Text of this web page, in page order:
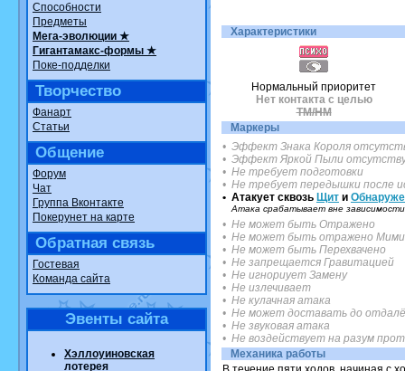
Способности
Предметы
Мега-эволюции ★
Гигантамакс-формы ★
Поке-подделки
Творчество
Фанарт
Статьи
Общение
Форум
Чат
Группа Вконтакте
Покерунет на карте
Обратная связь
Гостевая
Команда сайта
Эвенты сайта
Хэллоуиновская
лотерея
Характеристики
Нормальный приоритет
Нет контакта с целью
TM/HM
Маркеры
• Эффект Знака Короля
• Эффект Яркой Пыли
• Не требует подготовки
• Не требует передышки после
• Атакует сквозь Щит и
Атака срабатывает вне
• Не может быть Отражено
• Не может быть отражено
• Не может быть Перехвачено
• Не запрещается Гравитацией
• Не игнориует Замену
• Не излечивает
• Не кулачная атака
• Не может доставать до
• Не звуковая атака
• Не воздействует на разум
Механика работы